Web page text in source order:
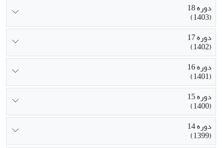
دوره 18
(1403)
دوره 17
(1402)
دوره 16
(1401)
دوره 15
(1400)
دوره 14
(1399)